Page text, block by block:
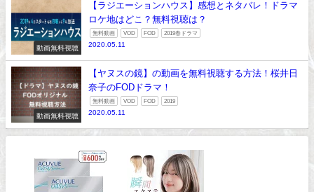
動画無料視聴
【ラジエーションハウス】感想とネタバレ！ドラマ
ロケ地はどこ？無料視聴は？
無料動画 VOD FOD 2019春ドラマ
2020.05.11
動画無料視聴
【ヤヌスの鏡】の動画を無料視聴する方法！桜井日
奈子のFODドラマ！
無料動画 VOD FOD 2019
2020.05.11